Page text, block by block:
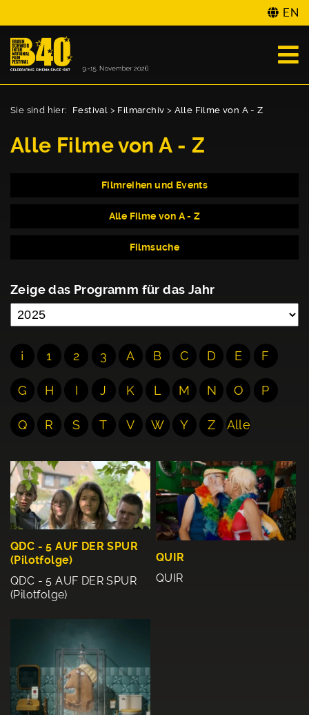
EN
Sie sind hier: Festival > Filmarchiv > Alle Filme von A - Z
Alle Filme von A - Z
Filmreihen und Events
Alle Filme von A - Z
Filmsuche
Zeige das Programm für das Jahr
¡ 1 2 3 A B C D E F
G H I J K L M N O P
Q R S T V W Y Z Alle
QDC - 5 AUF DER SPUR
(Pilotfolge)
QDC - 5 AUF DER SPUR
(Pilotfolge)
QUIR
QUIR